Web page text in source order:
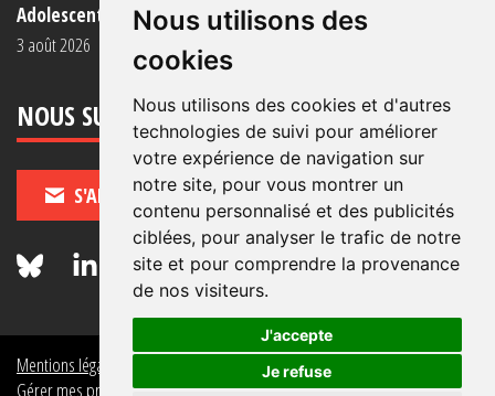
Nous utilisons des
cookies
Nous utilisons des cookies et d'autres
technologies de suivi pour améliorer
votre expérience de navigation sur
notre site, pour vous montrer un
contenu personnalisé et des publicités
ciblées, pour analyser le trafic de notre
site et pour comprendre la provenance
de nos visiteurs.
J'accepte
Je refuse
Adolescent·es incarcéré·es : une faillite collective
3 août 2026
NOUS SUIVRE
S'ABONNER
Mentions légales
Politique de données personnelles
Gérer mes préférences de données personnelles